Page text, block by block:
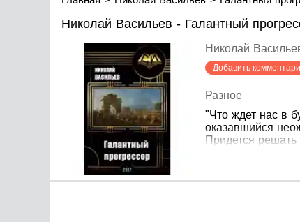
Николай Васильев - Галантный
Николай
Добавить
Разное
"Что ждет нас в
оказавшийся
Придется